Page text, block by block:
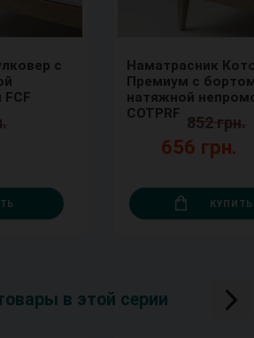
с
Наматрасник
Премиум с
натяжной
COTPRF
656 грн.
852 грн.
КУПИТЬ
в этой серии